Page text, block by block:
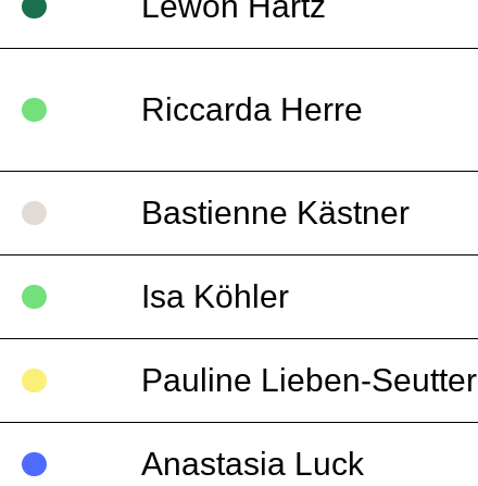
Riccarda Herre
Bastienne Kästner
Isa Köhler
Pauline Lieben-Seutter
Anastasia Luck